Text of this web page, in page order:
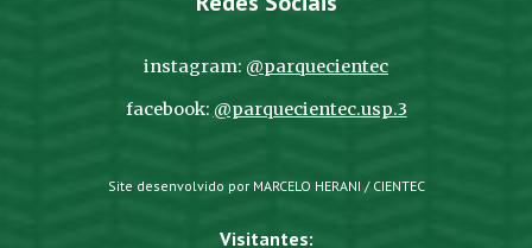
instagram: @parquecientec
facebook: @parquecientec.usp.3
Site desenvolvido por MARCELO HERANI / CIENTEC
Visitantes: